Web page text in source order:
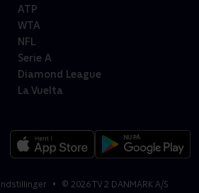
ATP
WTA
NFL
Serie A
Diamond League
La Vuelta
© 2026TV 2 DANMARK A/S